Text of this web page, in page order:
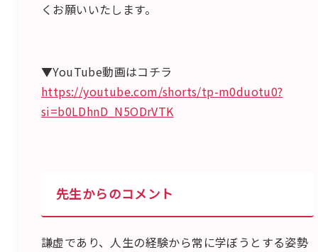
くお願いいたします。
▼YouTube動画はコチラ
https://youtube.com/shorts/tp-m0duotu0?
si=b0LDhnD_N5ODrVTK
先生からのコメント
謙虚であり、人生の経験から常に学ぼうとする姿勢